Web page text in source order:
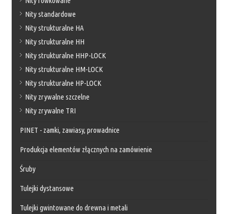
Nity standardowe
Nity strukturalne HA
Nity strukturalne HH
Nity strukturalne HHP-LOCK
Nity strukturalne HM-LOCK
Nity strukturalne HP-LOCK
Nity zrywalne szczelne
Nity zrywalne TRI
PINET - zamki, zawiasy, prowadnice
Produkcja elementów złącznych na zamówienie
Śruby
Tulejki dystansowe
Tulejki gwintowane do drewna i metali